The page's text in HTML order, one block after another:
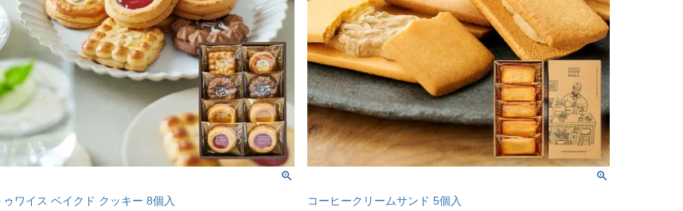
ゥワイス ベイクド クッキー 8個入 コーヒークリームサンド 5個入